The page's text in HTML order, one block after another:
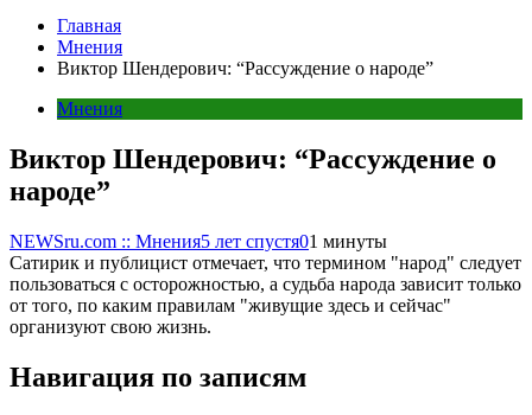
Главная
Мнения
Виктор Шендерович: “Рассуждение о народе”
Мнения
Виктор Шендерович: “Рассуждение о
народе”
NEWSru.com :: Мнения5 лет спустя01 минуты
Сатирик и публицист отмечает, что термином "народ" следует
пользоваться с осторожностью, а судьба народа зависит только
от того, по каким правилам "живущие здесь и сейчас"
организуют свою жизнь.
Навигация по записям